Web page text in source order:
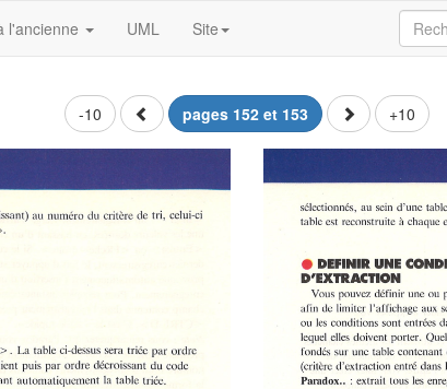
l'ancienne UML Site
-10 pages 152 et 153 +10